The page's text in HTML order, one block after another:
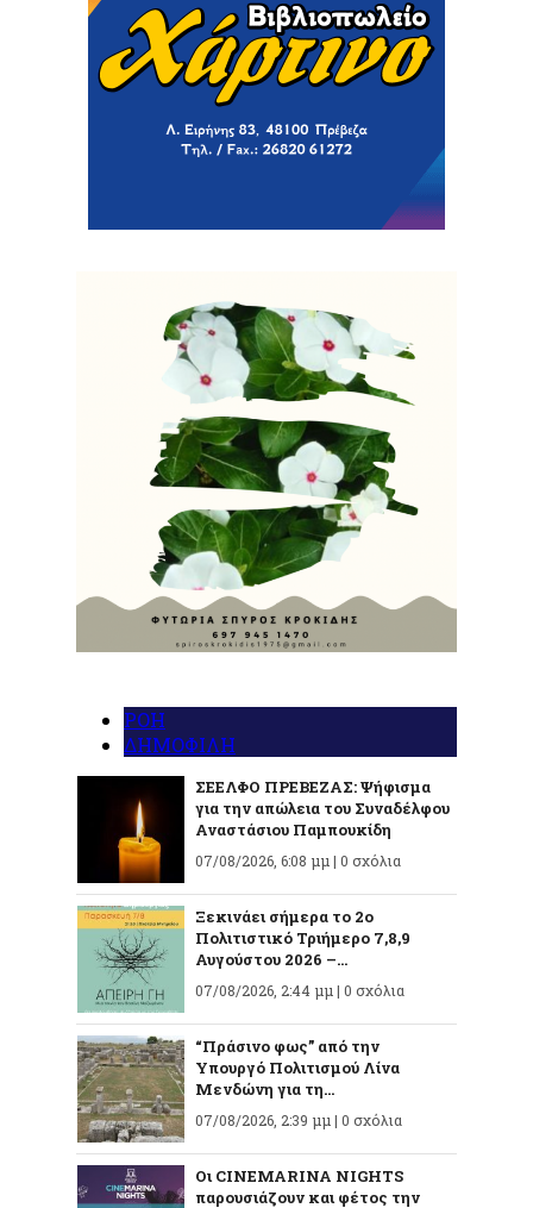
ΡΟΗ
ΔΗΜΟΦΙΛΗ
ΣΕΕΛΦΟ ΠΡΕΒΕΖΑΣ: Ψήφισμα
για την απώλεια του Συναδέλφου
Αναστάσιου Παμπουκίδη
07/08/2026, 6:08 μμ | 0 σχόλια
Ξεκινάει σήμερα το 2ο
Πολιτιστικό Τριήμερο 7,8,9
Αυγούστου 2026 –...
07/08/2026, 2:44 μμ | 0 σχόλια
“Πράσινο φως” από την
Υπουργό Πολιτισμού Λίνα
Μενδώνη για τη...
07/08/2026, 2:39 μμ | 0 σχόλια
Οι CINEMARINA NIGHTS
παρουσιάζουν και φέτος την